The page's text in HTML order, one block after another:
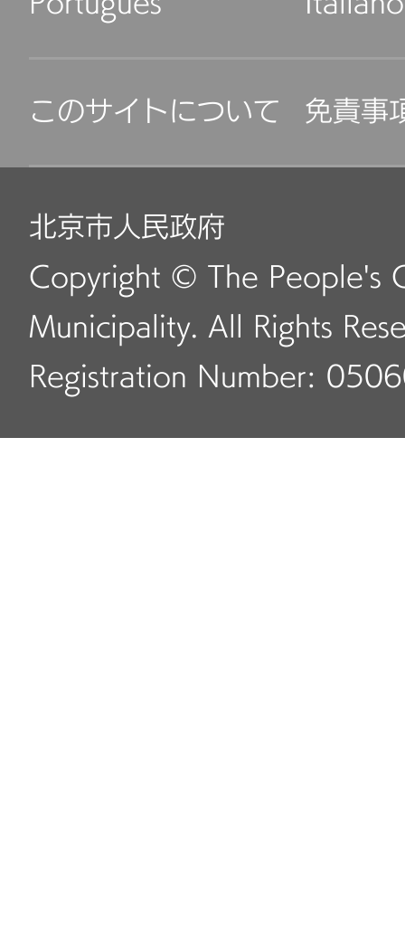
このサイトについて 免責事
北京市人民政府
Copyright © The People's
Municipality. All Rights
Registration Number: